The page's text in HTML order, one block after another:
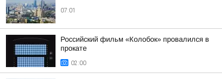
07:01
Российский фильм «Колобок» провалился в
прокате
02:00